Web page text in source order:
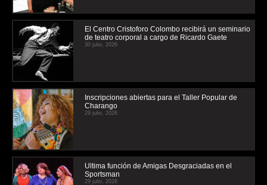
El Centro Cristoforo Colombo recibirá un seminario
de teatro corporal a cargo de Ricardo Gaete
30 julio, 2026
Inscripciones abiertas para el Taller Popular de
Charango
29 julio, 2026
Ultima función de Amigas Desgraciadas en el
Sportsman
29 julio, 2026